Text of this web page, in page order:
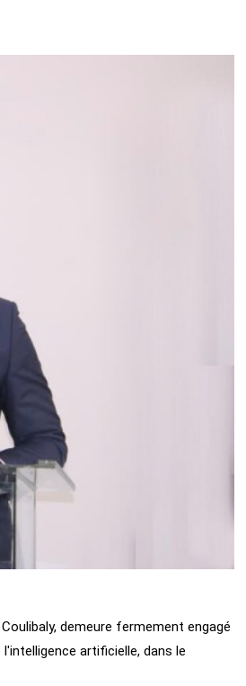
demeure fermement engagé
artificielle, dans le